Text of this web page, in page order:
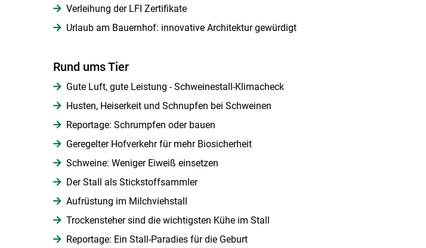
Verleihung der LFI Zertifikate
Urlaub am Bauernhof: innovative Architektur gewürdigt
Rund ums Tier
Gute Luft, gute Leistung - Schweinestall-Klimacheck
Husten, Heiserkeit und Schnupfen bei Schweinen
Reportage: Schrumpfen oder bauen
Geregelter Hofverkehr für mehr Biosicherheit
Schweine: Weniger Eiweiß einsetzen
Der Stall als Stickstoffsammler
Aufrüstung im Milchviehstall
Trockensteher sind die wichtigsten Kühe im Stall
Reportage: Ein Stall-Paradies für die Geburt